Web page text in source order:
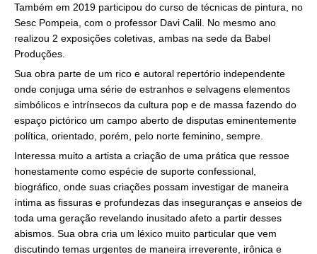
Também em 2019 participou do curso de técnicas de pintura, no
Sesc Pompeia, com o professor Davi Calil. No mesmo ano
realizou 2 exposições coletivas, ambas na sede da Babel
Produções.
Sua obra parte de um rico e autoral repertório independente
onde conjuga uma série de estranhos e selvagens elementos
simbólicos e intrínsecos da cultura pop e de massa fazendo do
espaço pictórico um campo aberto de disputas eminentemente
política, orientado, porém, pelo norte feminino, sempre.
Interessa muito a artista a criação de uma prática que ressoe
honestamente como espécie de suporte confessional,
biográfico, onde suas criações possam investigar de maneira
íntima as fissuras e profundezas das inseguranças e anseios de
toda uma geração revelando inusitado afeto a partir desses
abismos. Sua obra cria um léxico muito particular que vem
discutindo temas urgentes de maneira irreverente, irônica e